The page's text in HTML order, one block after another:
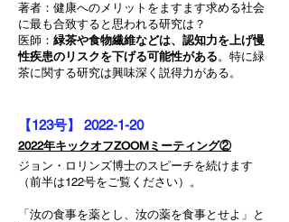
著者：健康へのメリットをますます求める社会
に最も合致すると思われる研究は？
医師： 緑茶や食物繊維などは、認知力を上げ慢
性疾患のリスクを下げる可能性がある。特に緑
茶に関する研究は興味深く説得力がある。
【123号】 2022-1-20
2022年キックオフZOOMミーティング②
ジョン・ロリンズ博士のスピーチを続けます
（前半は122号をご覧ください）。
「汝の食事を薬とし、汝の薬を食事とせよ」と